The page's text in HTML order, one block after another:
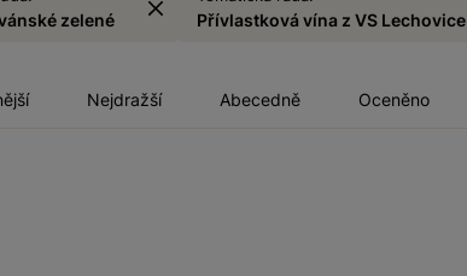
zelené Přívlastková vína z VS Lechovice
Nejdražší Abecedně Oceněno